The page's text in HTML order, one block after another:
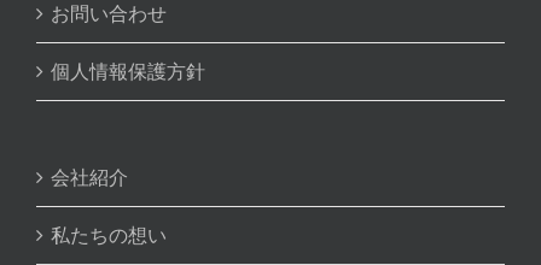
お問い合わせ
個人情報保護方針
会社紹介
私たちの想い